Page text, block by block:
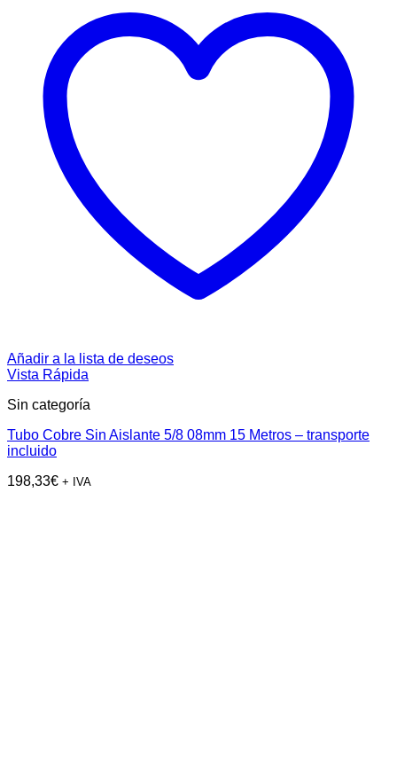
Añadir a la lista de deseos
Vista Rápida
Sin categoría
Tubo Cobre Sin Aislante 5/8 08mm 15 Metros – transporte
incluido
198,33€ + IVA